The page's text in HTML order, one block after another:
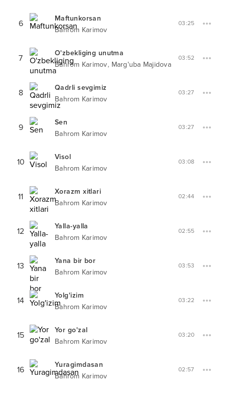
6
Maftunkorsan
Bahrom Karimov
03:25
7
O'zbekliging unutma
Bahrom Karimov, Marg'uba Majidova
03:52
8
Qadrli sevgimiz
Bahrom Karimov
03:27
9
Sen
Bahrom Karimov
03:27
10
Visol
Bahrom Karimov
03:08
11
Xorazm xitlari
Bahrom Karimov
02:44
12
Yalla-yalla
Bahrom Karimov
02:55
13
Yana bir bor
Bahrom Karimov
03:53
14
Yolg'izim
Bahrom Karimov
03:22
15
Yor go'zal
Bahrom Karimov
03:20
16
Yuragimdasan
Bahrom Karimov
02:57